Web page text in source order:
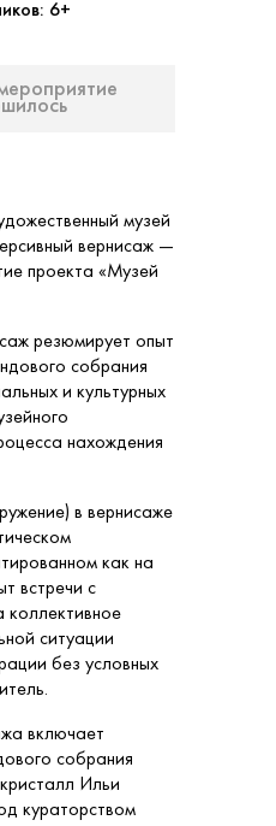
6+
музей
вернисаж —
проекта «Музей
резюмирует опыт
собрания
и культурных
нахождения
в вернисаже
как на
встречи с
коллективное
ситуации
без условных
включает
собрания
Ильи
кураторством